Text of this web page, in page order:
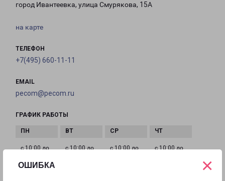
ОШИБКА ×
город Ивантеевка, улица Смурякова, 15А
на карте
ТЕЛЕФОН
+7(495) 660-11-11
EMAIL
pecom@pecom.ru
ГРАФИК РАБОТЫ
с 10:00 до
с 10:00 до
с 10:00 до
с 10:00 до